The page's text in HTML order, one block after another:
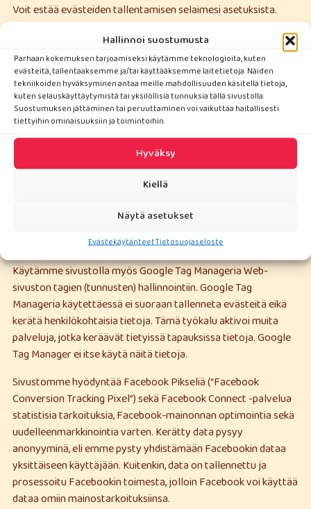
Hallinnoi suostumusta
Parhaan kokemuksen tarjoamiseksi käytämme teknologioita, kuten
evästeitä, tallentaaksemme ja/tai käyttääksemme laitetietoja. Näiden
tekniikoiden hyväksyminen antaa meille mahdollisuuden käsitellä tietoja,
kuten selauskäyttäytymistä tai yksilöllisiä tunnuksia tällä sivustolla.
Suostumuksen jättäminen tai peruuttaminen voi vaikuttaa haitallisesti
tiettyihin ominaisuuksiin ja toimintoihin.
Hyväksy
Kiellä
Näytä asetukset
EvästekäytänteetTietosuojaseloste
Voit estää evästeiden tallentamisen selaimesi asetuksista.
Tällöin et kuitenkaan pysty käyttämään sivuston kaikkia
ominaisuuksia täydellisesti. Lisäksi voit estää evästeiden avulla
kerättyjen verkkosivuston käyttöön liittyvien tietojen (kuten
IP-osoitteesi) keräämisen ja käyttämisen Googlessa
lataamalla ja asentamalla seuraavasta linkistä
selainlisäosan:https://tools.google.com/dlpage/gaoptout?
hl=fi. Huomaa, että lisäosa on selain- ja tietokonekohtainen.
Jos poistat lisäosan käytöstä, niin käyttöä koskevia tietojasi
voidaan kerätä. Voit tutustua Googlen tietosuojakäytäntöön
https://www.google.com/intl/fi/policies/privacy/
Voit estää tietojen keräämisen Google Analyticsin avulla myös
napsauttamalla seuraavaa linkkiä. Tässä tapauksessa
tietokoneellesi asennetaan Opt-Out-eväste, joka estää
tietojesi keräämisen käydessäsi tällä verkkosivustolla.
Käytämme sivustolla myös Google Tag Manageria Web-
sivuston tagien (tunnusten) hallinnointiin. Google Tag
Manageria käytettäessä ei suoraan tallenneta evästeitä eikä
kerätä henkilökohtaisia tietoja. Tämä työkalu aktivoi muita
palveluja, jotka keräävät tietyissä tapauksissa tietoja. Google
Tag Manager ei itse käytä näitä tietoja.
Sivustomme hyödyntää Facebook Pikseliä (“Facebook
Conversion Tracking Pixel”) sekä Facebook Connect -palvelua
statistisia tarkoituksia, Facebook-mainonnan optimointia sekä
uudelleenmarkkinointia varten. Kerätty data pysyy
anonyyminä, eli emme pysty yhdistämään Facebookin dataa
yksittäiseen käyttäjään. Kuitenkin, data on tallennettu ja
prosessoitu Facebookin toimesta, jolloin Facebook voi käyttää
dataa omiin mainostarkoituksiinsa.